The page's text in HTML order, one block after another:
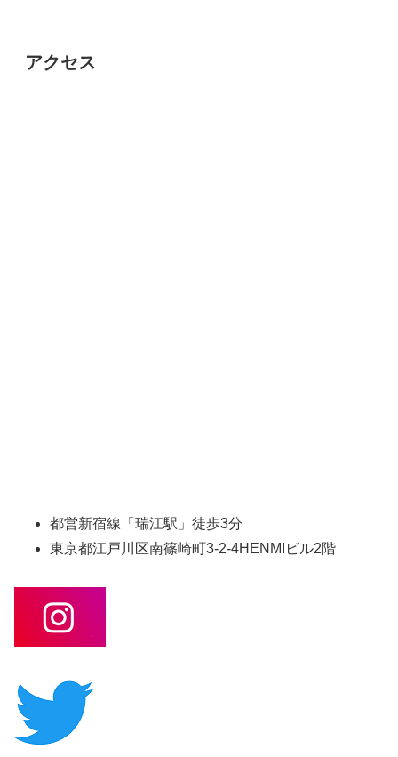
アクセス
都営新宿線「瑞江駅」徒歩3分
東京都江戸川区南篠崎町3-2-4HENMIビル2階